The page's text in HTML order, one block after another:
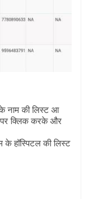
नाम की लिस्‍ट आ
क्लिक करके और
हॉस्पिटल की लिस्‍ट